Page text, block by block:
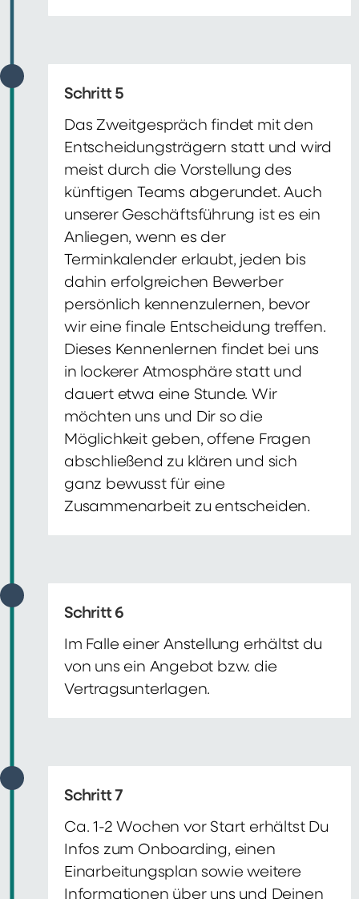
Schritt 5
Das Zweitgespräch findet mit den
Entscheidungsträgern statt und wird
meist durch die Vorstellung des
künftigen Teams abgerundet. Auch
unserer Geschäftsführung ist es ein
Anliegen, wenn es der
Terminkalender erlaubt, jeden bis
dahin erfolgreichen Bewerber
persönlich kennenzulernen, bevor
wir eine finale Entscheidung treffen.
Dieses Kennenlernen findet bei uns
in lockerer Atmosphäre statt und
dauert etwa eine Stunde. Wir
möchten uns und Dir so die
Möglichkeit geben, offene Fragen
abschließend zu klären und sich
ganz bewusst für eine
Zusammenarbeit zu entscheiden.
Schritt 6
Im Falle einer Anstellung erhältst du
von uns ein Angebot bzw. die
Vertragsunterlagen.
Schritt 7
Ca. 1-2 Wochen vor Start erhältst Du
Infos zum Onboarding, einen
Einarbeitungsplan sowie weitere
Informationen über uns und Deinen